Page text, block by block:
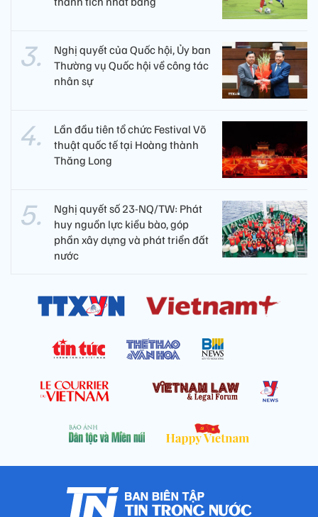
Nghị quyết của Quốc hội, Ủy ban
Thường vụ Quốc hội về công tác
nhân sự
Lần đầu tiên tổ chức Festival Võ
thuật quốc tế tại Hoàng thành
Thăng Long
Nghị quyết số 23-NQ/TW: Phát
huy nguồn lực kiều bào, góp
phần xây dựng và phát triển đất
nước